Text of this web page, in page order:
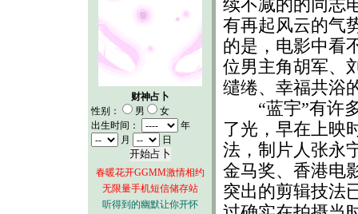
财神占卜
性别：
男
女
出生时间：
年
月
日
春暖花开GGMM激情相约
无限量手机短信储存站
听得到的幽默让你开怀
续不减的的同志
有再起风云的气
的是，电影中看
位男主角胡军、
缱绻、幸福共浴
“蓝宇”有许多
了光，早在上映
法，制片人张永
金马奖、香港电
突出的剪辑技法